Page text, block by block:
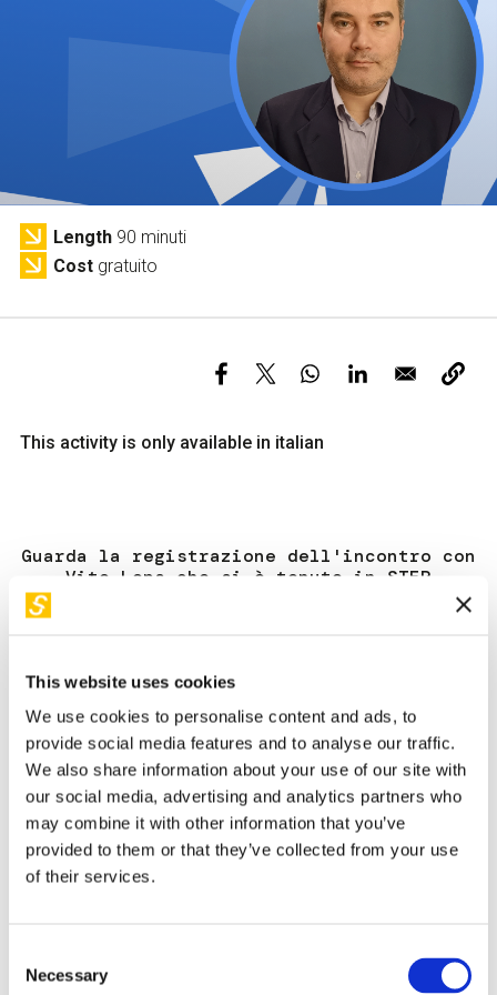
This website uses cookies
We use cookies to personalise content and ads, to
provide social media features and to analyse our traffic.
We also share information about your use of our site with
our social media, advertising and analytics partners who
may combine it with other information that you’ve
provided to them or that they’ve collected from your use
of their services.
Selection
Necessary
Services and accessibility
Tickets
Length 90 minuti
Cost gratuito
This activity is only available in italian
Guarda la registrazione dell'incontro con
Vito Lops che si è tenuto in STEP
FuturAbility District nell'ambito del
Cosa è davvero Bitcoin? Quali sono le differenze con le